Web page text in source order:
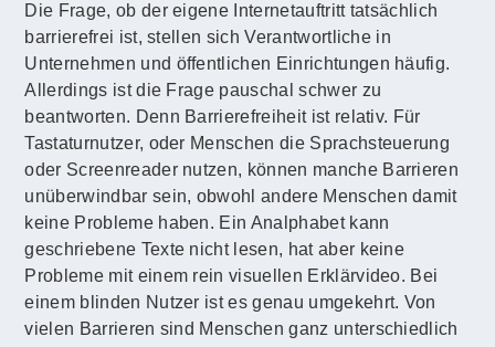
Die Frage, ob der eigene Internetauftritt tatsächlich
barrierefrei ist, stellen sich Verantwortliche in
Unternehmen und öffentlichen Einrichtungen häufig.
Allerdings ist die Frage pauschal schwer zu
beantworten. Denn Barrierefreiheit ist relativ. Für
Tastaturnutzer, oder Menschen die Sprachsteuerung
oder Screenreader nutzen, können manche Barrieren
unüberwindbar sein, obwohl andere Menschen damit
keine Probleme haben. Ein Analphabet kann
geschriebene Texte nicht lesen, hat aber keine
Probleme mit einem rein visuellen Erklärvideo. Bei
einem blinden Nutzer ist es genau umgekehrt. Von
vielen Barrieren sind Menschen ganz unterschiedlich